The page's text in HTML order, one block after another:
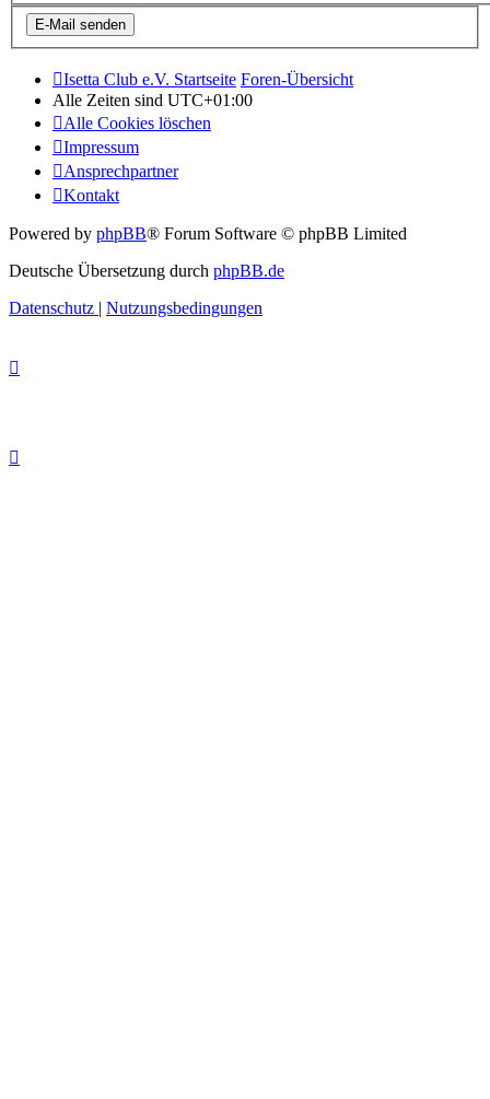
Isetta Club e.V. Startseite Foren-Übersicht
Alle Zeiten sind UTC+01:00
Alle Cookies löschen
Impressum
Ansprechpartner
Kontakt
Powered by phpBB® Forum Software © phpBB Limited
Deutsche Übersetzung durch phpBB.de
Datenschutz
Nutzungsbedingungen